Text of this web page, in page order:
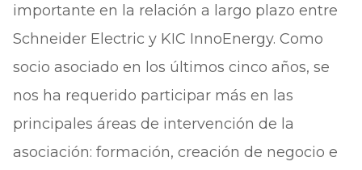
importante en la relación a largo plazo entre
Schneider Electric y KIC InnoEnergy. Como
socio asociado en los últimos cinco años, se
nos ha requerido participar más en las
principales áreas de intervención de la
asociación: formación, creación de negocio e